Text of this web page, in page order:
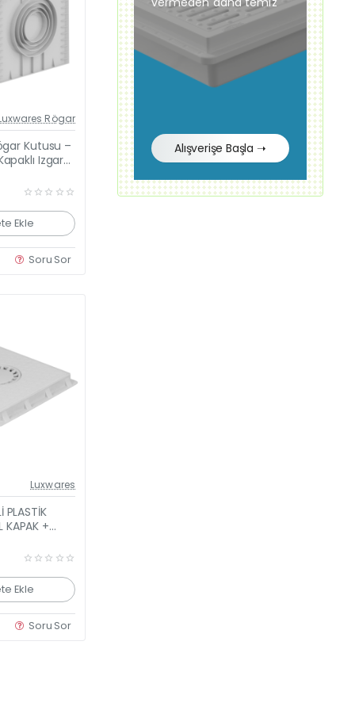
Yeni Ürün
Rögar
Kutusu –
Izgara
Ekle
Soru Sor
Yeni Ürün
Luxwares
PLASTİK
KAPAK +
Ekle
Soru Sor
Alışverişe Başla ➝